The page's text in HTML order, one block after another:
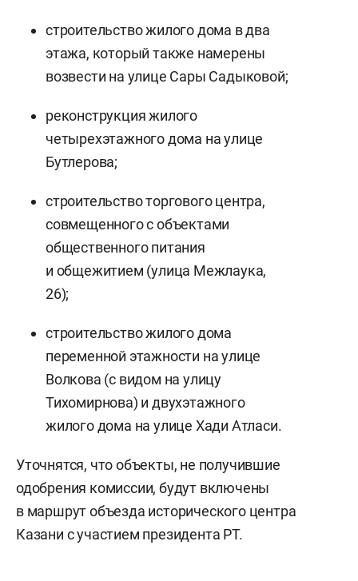
строительство жилого дома в два
этажа, который также намерены
возвести на улице Сары Садыковой;
реконструкция жилого
четырехэтажного дома на улице
Бутлерова;
строительство торгового центра,
совмещенного с объектами
общественного питания
и общежитием (улица Межлаука,
26);
строительство жилого дома
переменной этажности на улице
Волкова (с видом на улицу
Тихомирнова) и двухэтажного
жилого дома на улице Хади Атласи.
Уточнятся, что объекты, не получившие
одобрения комиссии, будут включены
в маршрут объезда исторического центра
Казани с участием президента РТ.